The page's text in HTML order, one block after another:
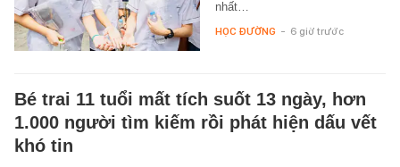
nhất…
HỌC ĐƯỜNG - 6 giờ trước
Bé trai 11 tuổi mất tích suốt 13 ngày, hơn
1.000 người tìm kiếm rồi phát hiện dấu vết
khó tin